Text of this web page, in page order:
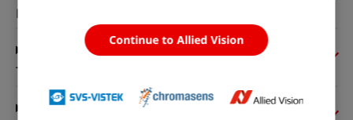
Pixelformate
Timing und Verstärkung
Continue to Allied Vision